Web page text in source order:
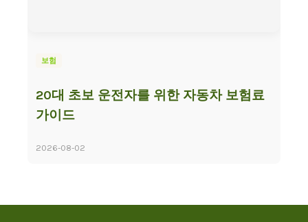
보험
20대 초보 운전자를 위한 자동차 보험료
가이드
2026-08-02